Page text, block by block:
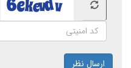
ارسال نظر